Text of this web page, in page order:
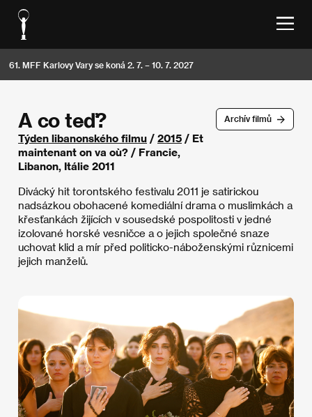
61. MFF Karlovy Vary se koná 2. 7. – 10. 7. 2027
Archív filmů
A co teď?
Týden libanonského filmu / 2015 / Et
maintenant on va où? / Francie,
Libanon, Itálie 2011
Divácký hit torontského festivalu 2011 je satirickou
nadsázkou obohacené komediální drama o muslimkách a
křesťankách žijících v sousedské pospolitosti v jedné
izolované horské vesničce a o jejich společné snaze
uchovat klid a mír před politicko-náboženskými různicemi
jejich manželů.